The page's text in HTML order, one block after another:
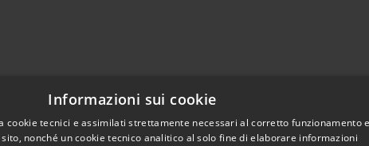
Informazioni sui cookie
cookie tecnici e assimilati strettamente necessari al corretto funzionamento e
nonché un cookie tecnico analitico al solo fine di elaborare informazioni